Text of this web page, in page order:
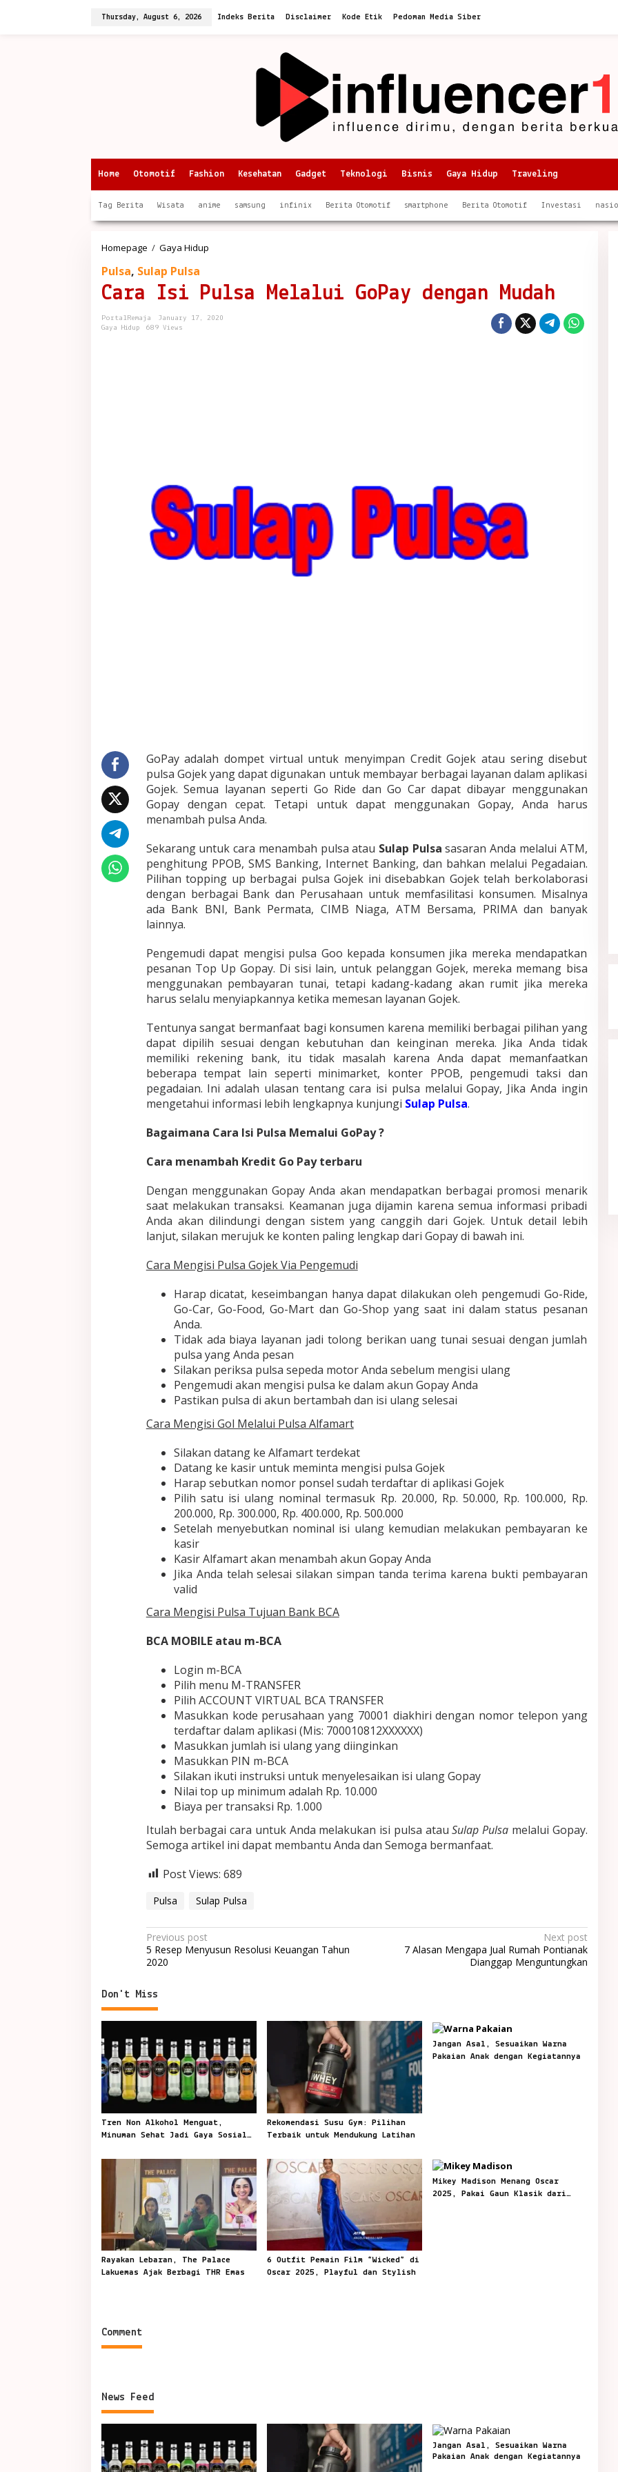
Thursday, August 6, 2026 Indeks Berita Disclaimer Kode Etik Pedoman Media Siber
Home Otomotif Fashion Kesehatan Gadget Teknologi Bisnis Gaya Hidup Traveling
Tag Berita Wisata anime samsung infinix Berita Otomotif smartphone Berita Otomotif Investasi
Homepage / Gaya Hidup
Melalui
GoPay
Mudah
Pulsa, Sulap Pulsa
Cara Isi Pulsa Melalui GoPay dengan Mudah
PortalRemaja
January 17, 2020
Gaya Hidup
689 Views
GoPay adalah dompet virtual untuk menyimpan Credit Gojek atau sering disebut
pulsa Gojek yang dapat digunakan untuk membayar berbagai layanan dalam aplikasi
Gojek. Semua layanan seperti Go Ride dan Go Car dapat dibayar menggunakan
Gopay dengan cepat. Tetapi untuk dapat menggunakan Gopay, Anda harus
menambah pulsa Anda.
Sekarang untuk cara menambah pulsa atau Sulap Pulsasasaran Anda melalui ATM,
penghitung PPOB, SMS Banking, Internet Banking, dan bahkan melalui Pegadaian.
Pilihan topping up berbagai pulsa Gojek ini disebabkan Gojek telah berkolaborasi
dengan berbagai Bank dan Perusahaan untuk memfasilitasi konsumen. Misalnya
ada Bank BNI, Bank Permata, CIMB Niaga, ATM Bersama, PRIMA dan banyak
lainnya.
Pengemudi dapat mengisi pulsa Goo kepada konsumen jika mereka mendapatkan
pesanan Top Up Gopay. Di sisi lain, untuk pelanggan Gojek, mereka memang bisa
menggunakan pembayaran tunai, tetapi kadang-kadang akan rumit jika mereka
harus selalu menyiapkannya ketika memesan layanan Gojek.
Tentunya sangat bermanfaat bagi konsumen karena memiliki berbagai pilihan yang
dapat dipilih sesuai dengan kebutuhan dan keinginan mereka. Jika Anda tidak
memiliki rekening bank, itu tidak masalah karena Anda dapat memanfaatkan
beberapa tempat lain seperti minimarket, konter PPOB, pengemudi taksi dan
pegadaian. Ini adalah ulasan tentang cara isi pulsa melalui Gopay, Jika Anda ingin
mengetahui informasi lebih lengkapnya kunjungi Sulap Pulsa.
Bagaimana Cara Isi Pulsa Memalui GoPay ?
Cara menambah Kredit Go Pay terbaru
Dengan menggunakan Gopay Anda akan mendapatkan berbagai promosi menarik
saat melakukan transaksi. Keamanan juga dijamin karena semua informasi pribadi
Anda akan dilindungi dengan sistem yang canggih dari Gojek. Untuk detail lebih
lanjut, silakan merujuk ke konten paling lengkap dari Gopay di bawah ini.
Cara Mengisi Pulsa Gojek Via Pengemudi
Harap dicatat, keseimbangan hanya dapat dilakukan oleh pengemudi Go-Ride,
Go-Car, Go-Food, Go-Mart dan Go-Shop yang saat ini dalam status pesanan
Anda.
Tidak ada biaya layanan jadi tolong berikan uang tunai sesuai dengan jumlah
pulsa yang Anda pesan
Silakan periksa pulsa sepeda motor Anda sebelum mengisi ulang
Pengemudi akan mengisi pulsa ke dalam akun Gopay Anda
Pastikan pulsa di akun bertambah dan isi ulang selesai
Cara Mengisi Gol Melalui Pulsa Alfamart
Silakan datang ke Alfamart terdekat
Datang ke kasir untuk meminta mengisi pulsa Gojek
Harap sebutkan nomor ponsel sudah terdaftar di aplikasi Gojek
Pilih satu isi ulang nominal termasuk Rp. 20.000, Rp. 50.000, Rp. 100.000, Rp.
200.000, Rp. 300.000, Rp. 400.000, Rp. 500.000
Setelah menyebutkan nominal isi ulang kemudian melakukan pembayaran ke
kasir
Kasir Alfamart akan menambah akun Gopay Anda
Jika Anda telah selesai silakan simpan tanda terima karena bukti pembayaran
valid
Cara Mengisi Pulsa Tujuan Bank BCA
BCA MOBILE atau m-BCA
Login m-BCA
Pilih menu M-TRANSFER
Pilih ACCOUNT VIRTUAL BCA TRANSFER
Masukkan kode perusahaan yang 70001 diakhiri dengan nomor telepon yang
terdaftar dalam aplikasi (Mis: 700010812XXXXXX)
Masukkan jumlah isi ulang yang diinginkan
Masukkan PIN m-BCA
Silakan ikuti instruksi untuk menyelesaikan isi ulang Gopay
Nilai top up minimum adalah Rp. 10.000
Biaya per transaksi Rp. 1.000
Itulah berbagai cara untuk Anda melakukan isi pulsa atauSulap Pulsa melalui Gopay.
Semoga artikel ini dapat membantu Anda dan Semoga bermanfaat.
Post Views: 689
Pulsa Sulap Pulsa
Post
navigation
Previous post
5 Resep Menyusun Resolusi Keuangan Tahun
2020
Next post
7 Alasan Mengapa Jual Rumah Pontianak
Dianggap Menguntungkan
Don't Miss
Tren Non Alkohol Menguat,
Minuman Sehat Jadi Gaya Sosial
Rekomendasi Susu Gym: Pilihan
Terbaik untuk Mendukung Latihan
Jangan Asal, Sesuaikan Warna
Pakaian Anak dengan Kegiatannya
Rayakan Lebaran, The Palace
Lakuemas Ajak Berbagi THR Emas
6 Outfit Pemain Film “Wicked” di
Oscar 2025, Playful dan Stylish
Mikey Madison Menang Oscar
2025, Pakai Gaun Klasik dari
Comment
News Feed
Jangan Asal, Sesuaikan Warna
Pakaian Anak dengan Kegiatannya